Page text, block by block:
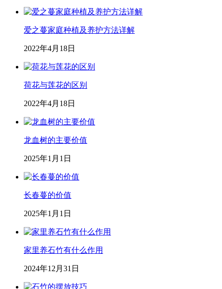
爱之蔓家庭种植及养护方法详解
2022年4月18日
荷花与莲花的区别
2022年4月18日
龙血树的主要价值
2025年1月1日
长春蔓的价值
2025年1月1日
家里养石竹有什么作用
2024年12月31日